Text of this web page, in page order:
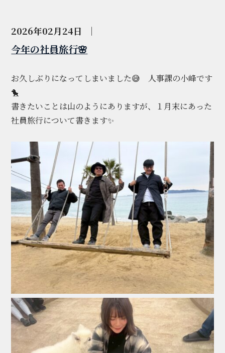
2026年02月24日 ｜
今年の社員旅行🌸
お久しぶりになってしまいました😅 人事課の小峰です
🐤
書きたいことは山のようにありますが、１月末にあった
社員旅行について書きます✨